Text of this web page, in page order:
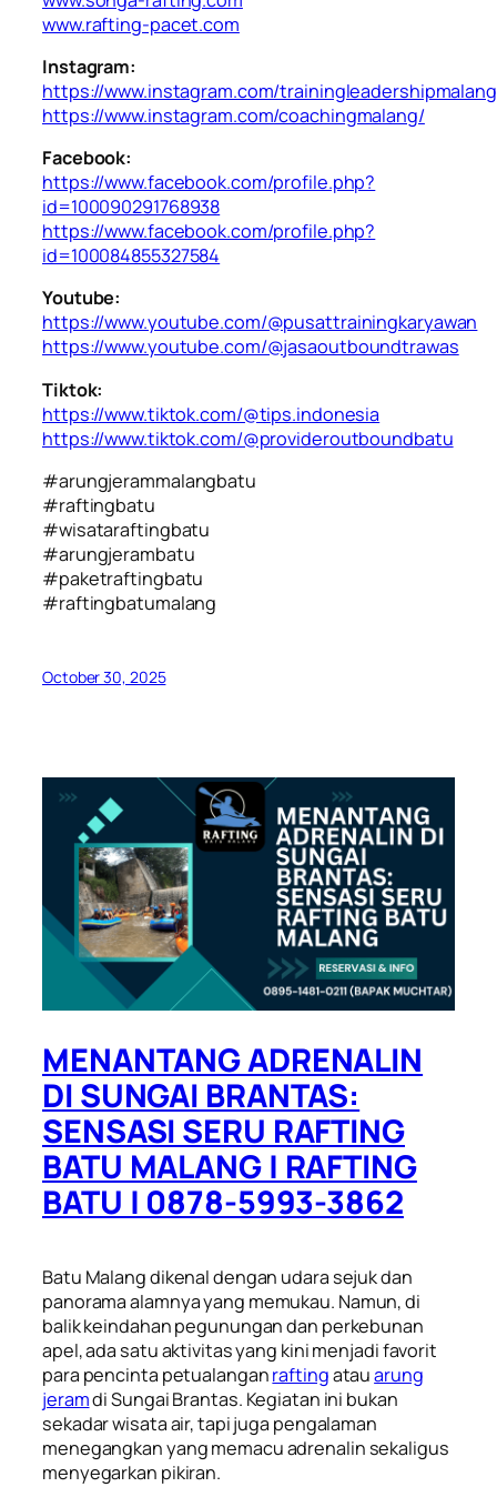
www.rafting-pacet.com
Instagram:
https://www.instagram.com/
https://www.instagram.com/coachingmalang/
Facebook:
https://www.facebook.com/profile.php?
id=100090291768938
https://www.facebook.com/profile.php?
id=100084855327584
Youtube:
https://www.youtube.com/@pusattrainingkaryawan
https://www.youtube.com/@jasaoutboundtrawas
Tiktok:
https://www.tiktok.com/@tips.indonesia
https://www.tiktok.com/@provideroutboundbatu
#arungjerammalangbatu
#raftingbatu
#wisataraftingbatu
#arungjerambatu
#paketraftingbatu
#raftingbatumalang
October 30, 2025
MENANTANG ADRENALIN
DI SUNGAI BRANTAS:
SENSASI SERU RAFTING
BATU MALANG | RAFTING
BATU | 0878-5993-3862
Batu Malang dikenal dengan udara sejuk dan
panorama alamnya yang memukau. Namun, di
balik keindahan pegunungan dan perkebunan
apel, ada satu aktivitas yang kini menjadi favorit
para pencinta petualanganraftingatauarung
jeramdi Sungai Brantas. Kegiatan ini bukan
sekadar wisata air, tapi juga pengalaman
menegangkan yang memacu adrenalin sekaligus
menyegarkan pikiran.